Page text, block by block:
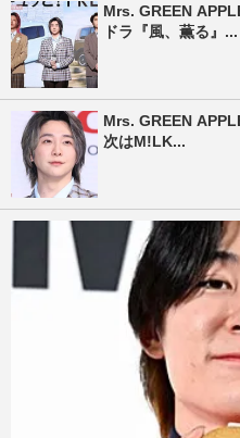
Mrs. GREEN
ドラ『風、薫る』...
Mrs. GREEN
次はM!LK...